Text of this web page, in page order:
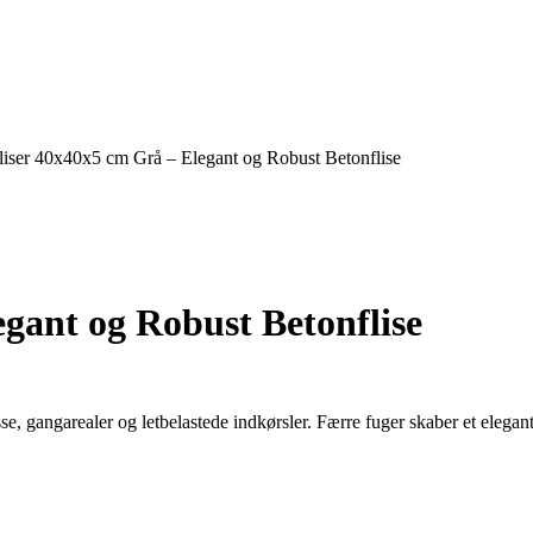
40x40x5 cm Grå – Elegant og Robust Betonflise
og Robust Betonflise
gangarealer og letbelastede indkørsler. Færre fuger skaber et